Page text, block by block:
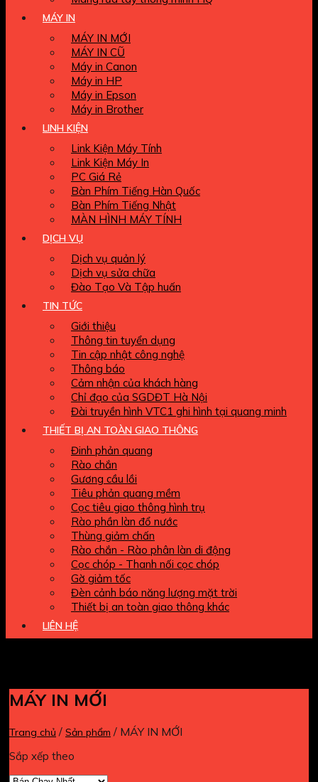
MÁY IN
MÁY IN MỚI
MÁY IN CŨ
Máy in Canon
Máy in HP
Máy in Epson
Máy in Brother
LINH KIỆN
Link Kiện Máy Tính
Link Kiện Máy In
PC Giá Rẻ
Bàn Phím Tiếng Hàn Quốc
Bàn Phím Tiếng Nhật
MÀN HÌNH MÁY TÍNH
DỊCH VỤ
Dịch vụ quản lý
Dịch vụ sửa chữa
Đào Tạo Và Tập huấn
TIN TỨC
Giới thiệu
Thông tin tuyển dụng
Tin cập nhật công nghệ
Thông báo
Cảm nhận của khách hàng
Chỉ đạo của SGDĐT Hà Nội
Đài truyền hình VTC1 ghi hình tại quang minh
THIẾT BỊ AN TOÀN GIAO THÔNG
Đinh phản quang
Rào chắn
Gương cầu lồi
Tiêu phản quang mềm
Cọc tiêu giao thông hình trụ
Rào phần làn đổ nước
Thùng giảm chấn
Rào chắn - Rào phân làn di động
Cọc chóp - Thanh nối cọc chóp
Gờ giảm tốc
Đèn cảnh báo năng lượng mặt trời
Thiết bị an toàn giao thông khác
LIÊN HỆ
MÁY IN MỚI
Trang chủ / Sản phẩm / MÁY IN MỚI
Sắp xếp theo